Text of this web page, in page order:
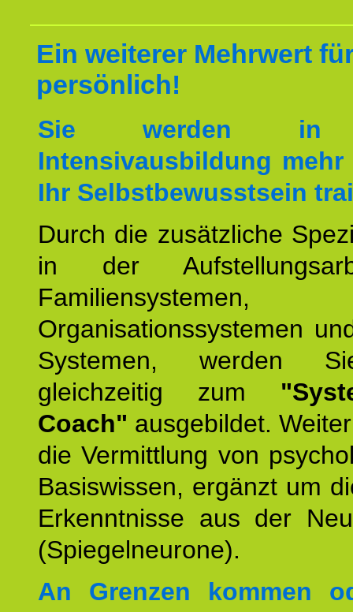
Ein weiterer Mehrwert
persönlich!
Sie werden in
Intensivausbildung
Ihr Selbstbewusstsein
Durch die zusätzliche
in der
Familiensystemen,
Organisationssystemen
Systemen, werden
gleichzeitig zum
Coach" ausgebildet.
die Vermittlung von
Basiswissen, ergänzt um
Erkenntnisse aus der
(Spiegelneurone).
An Grenzen kommen